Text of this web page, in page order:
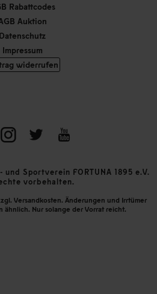
Rabattcodes
Auktion
Datenschutz
Impressum
widerrufen
Sportverein FORTUNA 1895 e.V.
vorbehalten.
Versandkosten. Änderungen und Irrtümer
Nur solange der Vorrat reicht.